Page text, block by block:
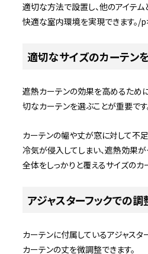
適切な方法で設置し、他のアイテム
快適な室内環境を実現できます。/
適切なサイズのカーテン
遮熱カーテンの効果を高めるため
切なカーテンを選ぶことが重要です
カーテンの幅や丈が窓に対して不
冷気が侵入してしまい、遮熱効果
全体をしっかりと覆えるサイズのカ
アジャスターフックでの調
カーテンに付属しているアジャスタ
カーテンの丈を微調整できます。